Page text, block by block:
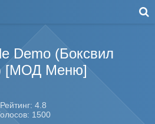
Demo (Боксвил
[МОД Меню]
Рейтинг: 4.8
1500